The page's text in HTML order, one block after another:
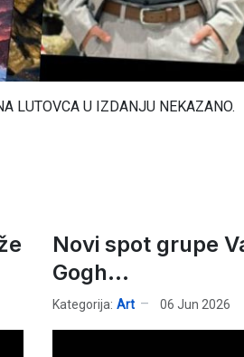
LUTOVCA U IZDANJU NEKAZANO.
Novi spot grupe
Gogh...
Kategorija: Art 06 Jun 2026